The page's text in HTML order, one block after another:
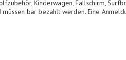
Kinderwagen, Fallschirm,
bar bezahlt werden. Eine